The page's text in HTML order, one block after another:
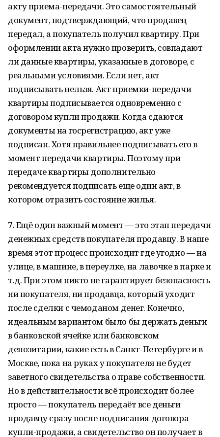
акту приема-передачи. Это самостоятельный
документ, подтверждающий, что продавец
передал, а покупатель получил квартиру. При
оформлении акта нужно проверить, совпадают
ли данные квартиры, указанные в договоре, с
реальными условиями. Если нет, акт
подписывать нельзя. Акт приемки-передачи
квартиры подписывается одновременно с
договором купли продажи. Когда сдаются
документы на госрегистрацию, акт уже
подписан. Хотя правильнее подписывать его в
момент передачи квартиры. Поэтому при
передаче квартиры дополнительно
рекомендуется подписать еще один акт, в
котором отразить состояние жилья.
7. Ещё один важный момент — это этап передачи
денежных средств покупателя продавцу. В наше
время этот процесс происходит где угодно — на
улице, в машине, в переулке, на лавочке в парке и
т.д. При этом никто не гарантирует безопасность
ни покупателя, ни продавца, который уходит
после сделки с чемоданом денег. Конечно,
идеальным вариантом было бы держать деньги
в банковской ячейке или банковском
депозитарии, какие есть в Санкт-Петербурге и в
Москве, пока на руках у покупателя не будет
заветного свидетельства о праве собственности.
Но в действительности всё происходит более
просто — покупатель передаёт все деньги
продавцу сразу после подписания договора
купли-продажи, а свидетельство он получает в